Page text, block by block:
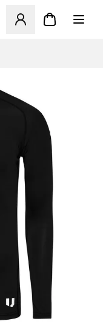
en Modal til at